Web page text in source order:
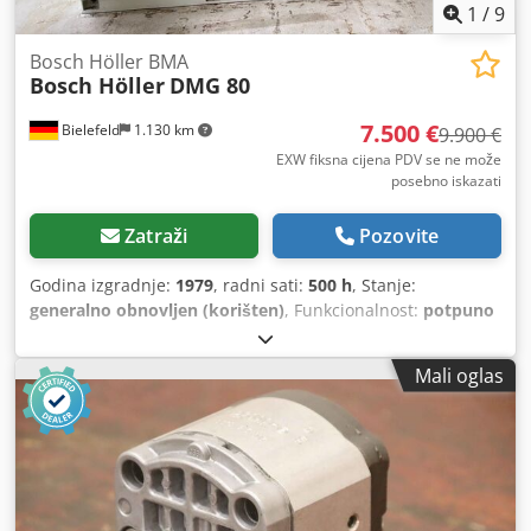
1 /9
Bielefeld 1.130 km
Bosch Höller BMA
Bosch Höller DMG 80
7.500 €9.900 €
EXW fiksna cijena PDV se ne može
posebno iskazati
Zatraži Pozovite
Godina izgradnje: 1979, radni sati: 500 h, Stanje:
generalno obnovljen (korišten), Funkcionalnost: potpuno
, broj mašine/vozila:
Mali oglas